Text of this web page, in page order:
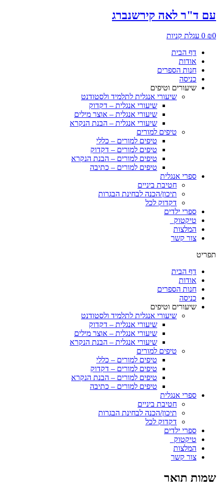
עם ד"ר לאה קירשנברג
₪0
0 עגלת קניות
דף הבית
אודות
חנות הספרים
כניסה
שיעורים וטיפים
שיעורי אנגלית לתלמיד ולסטודנט
שיעורי אנגלית – דקדוק
שיעורי אנגלית – אוצר מילים
שיעורי אנגלית – הבנת הנקרא
טיפים למורים
טיפים למורים – כללי
טיפים למורים – דקדוק
טיפים למורים – הבנת הנקרא
טיפים למורים – כתיבה
ספרי אנגלית
חטיבת ביניים
תיכון/הכנה לבחינת הבגרות
דקדוק לכל
ספרי ילדים
טיקטוק
המלצות
צור קשר
תפריט
דף הבית
אודות
חנות הספרים
כניסה
שיעורים וטיפים
שיעורי אנגלית לתלמיד ולסטודנט
שיעורי אנגלית – דקדוק
שיעורי אנגלית – אוצר מילים
שיעורי אנגלית – הבנת הנקרא
טיפים למורים
טיפים למורים – כללי
טיפים למורים – דקדוק
טיפים למורים – הבנת הנקרא
טיפים למורים – כתיבה
ספרי אנגלית
חטיבת ביניים
תיכון/הכנה לבחינת הבגרות
דקדוק לכל
ספרי ילדים
טיקטוק
המלצות
צור קשר
שמות תואר